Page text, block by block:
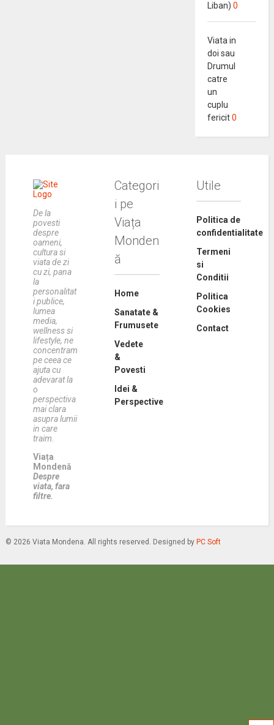
Liban) 0
Viata in
doi sau
Drumul
catre
un
cuplu
fericit 0
De la
povesti
despre
oameni,
cultura si
viata de zi
cu zi, pana
la
personalitat
i publice,
lumea
media,
wellness si
lifestyle, ne
concentram
pe ceea ce
ajuta cu
adevarat la
o
perspectiva
mai clara
asupra lumii
in care
traim.
Viața
Mondenă
Despre
viata, fara
filtre.
Categori
i pe
Viața
Monden
ă
Home
Sanatate &
Frumusete
Vedete
&
Povesti
Idei &
Perspective
Utile
Politica de
confidentialitate
Termeni
si
Conditii
Politica
Cookies
Contact
© 2026 Viata Mondena. All rights reserved. Designed by PC Soft